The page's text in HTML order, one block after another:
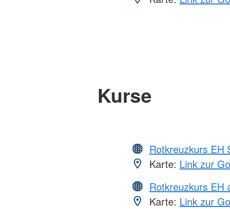
Kurse
Rotkreuzkurs EH
Karte: Link zur
Rotkreuzkurs EH
Karte: Link zur